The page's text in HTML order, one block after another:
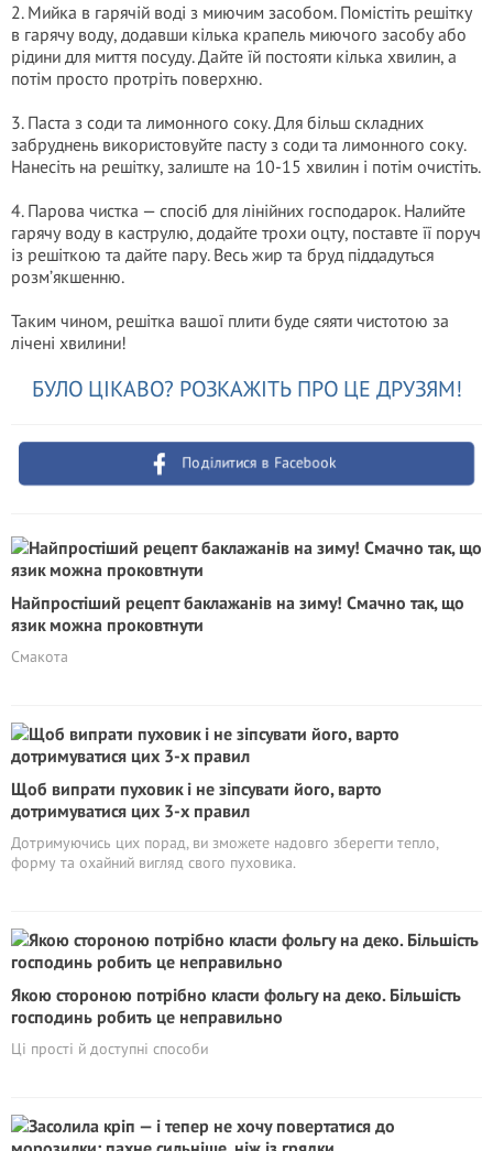
2. Мийка в гарячій воді з миючим засобом. Помістіть решітку
в гарячу воду, додавши кілька крапель миючого засобу або
рідини для миття посуду. Дайте їй постояти кілька хвилин, а
потім просто протріть поверхню.
3. Паста з соди та лимонного соку. Для більш складних
забруднень використовуйте пасту з соди та лимонного соку.
Нанесіть на решітку, залиште на 10-15 хвилин і потім очистіть.
4. Парова чистка — спосіб для лінійних господарок. Налийте
гарячу воду в каструлю, додайте трохи оцту, поставте її поруч
із решіткою та дайте пару. Весь жир та бруд піддадуться
розм’якшенню.
Таким чином, решітка вашої плити буде сяяти чистотою за
лічені хвилини!
БУЛО ЦІКАВО? РОЗКАЖІТЬ ПРО ЦЕ ДРУЗЯМ!
Поділитися в Facebook
Найпростіший рецепт баклажанів на зиму! Смачно так, що
язик можна проковтнути
Смакота
Щоб випрати пуховик і не зіпсувати його, варто
дотримуватися цих 3-х правил
Дотримуючись цих порад, ви зможете надовго зберегти тепло,
форму та охайний вигляд свого пуховика.
Якою стороною потрібно класти фольгу на деко. Більшість
господинь робить це неправильно
Ці прості й доступні способи